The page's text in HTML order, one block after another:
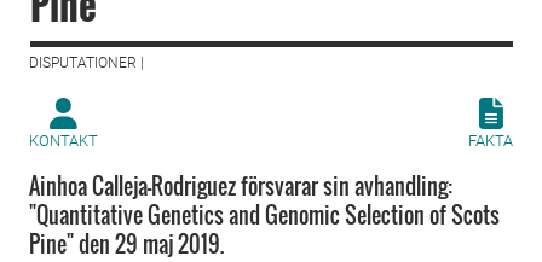
DISPUTATIONER |
KONTAKT FAKTA
Ainhoa Calleja-Rodriguez försvarar sin avhandling:
"Quantitative Genetics and Genomic Selection of Scots
Pine" den 29 maj 2019.